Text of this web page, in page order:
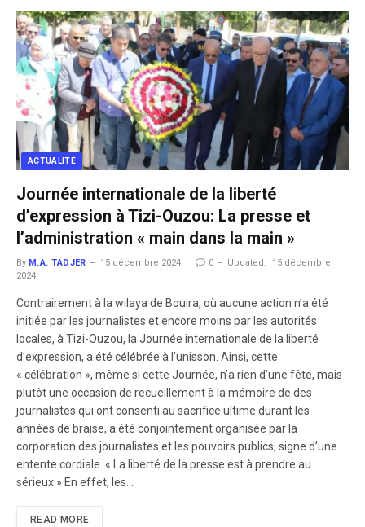
ACTUALITÉ
Journée internationale de la liberté
d’expression à Tizi-Ouzou: La presse et
l’administration « main dans la main »
By M.A. TADJER 15 décembre 2024 0 Updated:
15 décembre
2024
Contrairement à la wilaya de Bouira, où aucune action n’a été
initiée par les journalistes et encore moins par les autorités
locales, à Tizi-Ouzou, la Journée internationale de la liberté
d’expression, a été célébrée à l’unisson. Ainsi, cette
« célébration », même si cette Journée, n’a rien d’une fête, mais
plutôt une occasion de recueillement à la mémoire de des
journalistes qui ont consenti au sacrifice ultime durant les
années de braise, a été conjointement organisée par la
corporation des journalistes et les pouvoirs publics, signe d’une
entente cordiale. « La liberté de la presse est à prendre au
sérieux » En effet, les…
READ MORE